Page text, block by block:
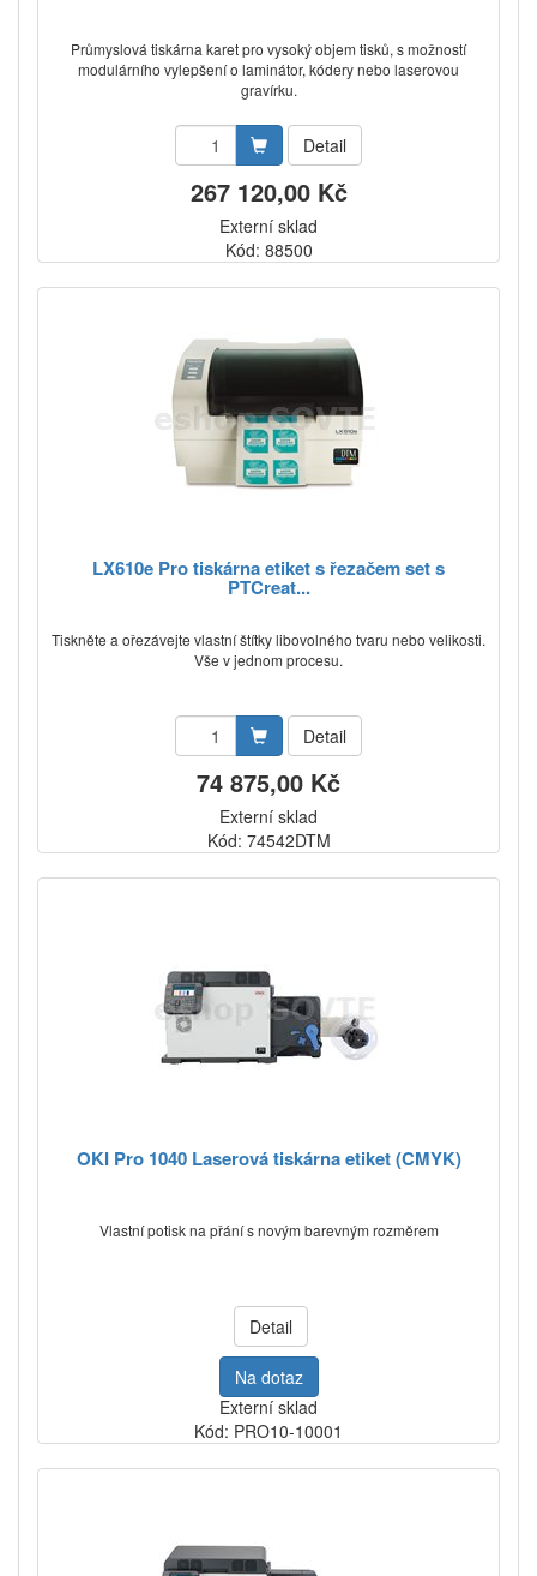
Průmyslová tiskárna karet pro vysoký objem tisků, s možností
modulárního vylepšení o laminátor, kódery nebo laserovou
gravírku.
Detail
267 120,00 Kč
Externí sklad
Kód: 88500
LX610e Pro tiskárna etiket s řezačem set s
PTCreat...
Tiskněte a ořezávejte vlastní štítky libovolného tvaru nebo velikosti.
Vše v jednom procesu.
Detail
74 875,00 Kč
Externí sklad
Kód: 74542DTM
OKI Pro 1040 Laserová tiskárna etiket (CMYK)
Vlastní potisk na přání s novým barevným rozměrem
Detail
Na dotaz
Externí sklad
Kód: PRO10-10001